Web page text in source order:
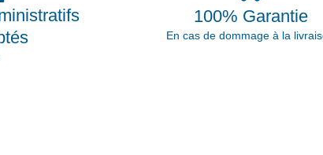
100% Garantie
En cas de dommage à la